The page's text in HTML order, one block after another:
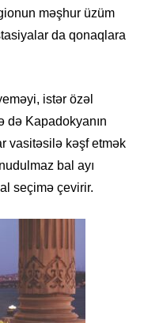
məşhur üzüm
da qonaqlara
istər özəl
də Kapadokyanın
vasitəsilə kəşf etmək
bal ayı
seçimə çevirir.